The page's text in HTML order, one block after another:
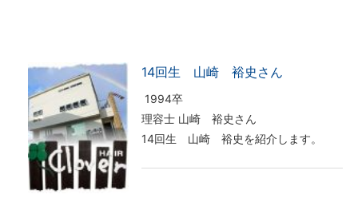
14回生 山崎 裕史さん
1994卒
理容士 山崎 裕史さん
14回生 山崎 裕史を紹介します。